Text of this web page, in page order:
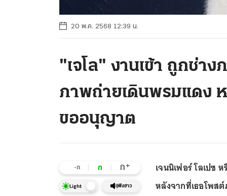
20 พ.ค. 2568 12:39 น.
"เจโล" งานเข้า ถูกช่า
ภาพถ่ายเดินพรมแดง ห
ขออนุญาต
-ก ก ก+
Light ฟังข่าว
เจนนิเฟอร์ โลเปซ
หลังจากที่เธอโพส